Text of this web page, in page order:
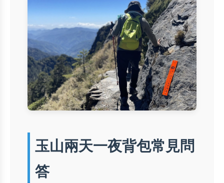
玉山兩天一夜背包常見問
答